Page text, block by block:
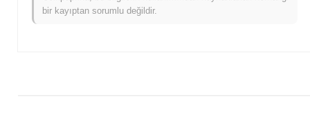
geçici bir gecikme gösterdiğini belirtir.
bir kayıptan sorumlu değildir.